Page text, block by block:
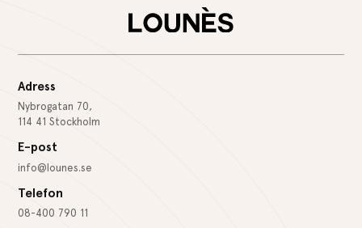
Adress
Nybrogatan 70,
114 41 Stockholm
E-post
info@lounes.se
Telefon
08-400 790 11